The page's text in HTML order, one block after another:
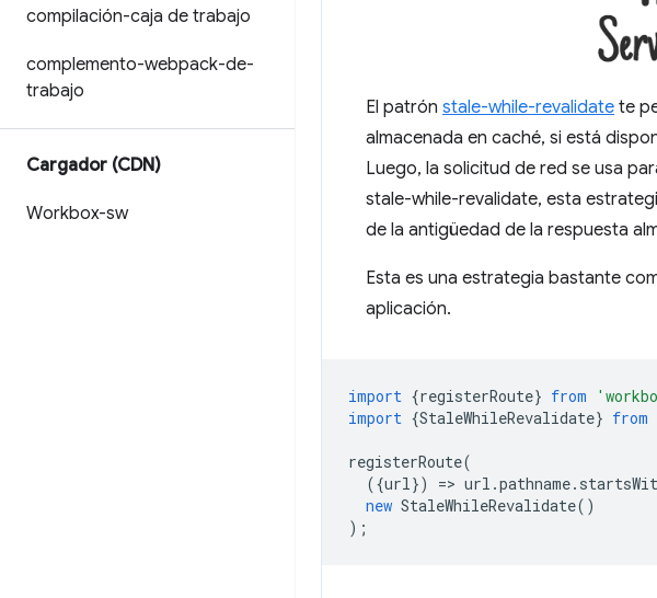
compilación-caja de trabajo
complemento-webpack-de-
trabajo
Cargador (CDN)
Workbox-sw
El patrón stale-while-revalidate te
almacenada en caché, si está
Luego, la solicitud de red se usa
stale-while-revalidate, esta
de la antigüedad de la respuesta
Esta es una estrategia bastante
aplicación.
import {registerRoute} from
import {StaleWhileRevalidate} from
registerRoute(
({url}) => url .pathname.
new StaleWhileRevalidate()
);